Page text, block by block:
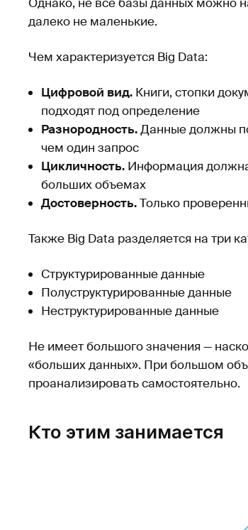
далеко не маленькие.
Чем характеризуется Big Data:
Цифровой вид. Книги, стопки
подходят под определение
Разнородность.Данные должны
чем один запрос
Цикличность. Информация должна
больших объемах
Достоверность.Только
Также Big Data разделяется на три
Структурированные данные
Полуструктурированные данные
Неструктурированные данные
Не имеет большого значения —
«больших данных». При большом
проанализировать самостоятельно.
Кто этим занимается